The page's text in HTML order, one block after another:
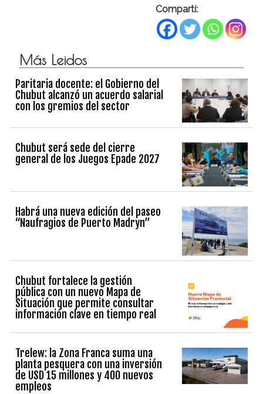
Compartí:
Más Leidos
Paritaria docente: el Gobierno del
Chubut alcanzó un acuerdo salarial
con los gremios del sector
Chubut será sede del cierre
general de los Juegos Epade 2027
Habrá una nueva edición del paseo
“Naufragios de Puerto Madryn”
Chubut fortalece la gestión
pública con un nuevo Mapa de
Situación que permite consultar
información clave en tiempo real
Trelew: la Zona Franca suma una
planta pesquera con una inversión
de USD 15 millones y 400 nuevos
empleos